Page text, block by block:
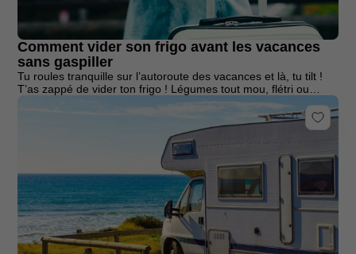
25
25 juin : 8h00 – 28 juin : 17h00
Festival Garorock
Plaine de la Filhole, Marmande
27 juin : 8h00 – 28 juin : 17h00
02
2 juillet : 8h00 – 5 juillet : 17h00
La Nuit de l’Erdre
Parc du Port Mulon, Nort-sur-Erdre
Comment vider son frigo avant les vacances
sans gaspiller
Tu roules tranquille sur l’autoroute des vacances et là, tu tilt !
T’as zappé de vider ton frigo ! Légumes tout mou, flétri ou
encore pourri… Pour éviter que le […]